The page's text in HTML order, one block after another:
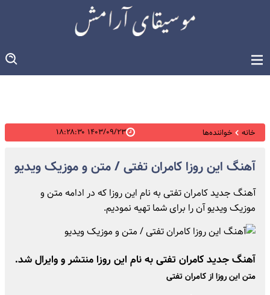
خانه خواننده‌ها ۱۴۰۳/۰۹/۲۳ ۱۸:۲۸:۳۰
آهنگ این روزا کامران تفتی / متن و موزیک ویدیو
آهنگ جدید کامران تفتی به نام این روزا که در ادامه متن و
موزیک ویدیو آن را برای شما تهیه نمودیم.
آهنگ جدید کامران تفتی به نام این روزا منتشر و وایرال شد.
متن این روزا از کامران تفتی